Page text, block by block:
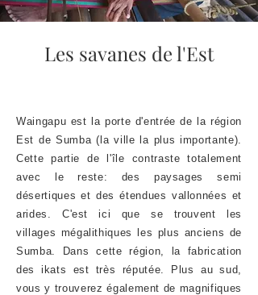
Les savanes de l'Est
Waingapu est la porte d'entrée de la région
Est de Sumba (la ville la plus importante).
Cette partie de l'île contraste totalement
avec le reste: des paysages semi
désertiques et des étendues vallonnées et
arides. C'est ici que se trouvent les
villages mégalithiques les plus anciens de
Sumba. Dans cette région, la fabrication
des ikats est très réputée. Plus au sud,
vous y trouverez également de magnifiques